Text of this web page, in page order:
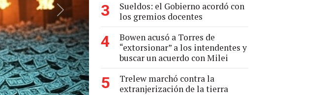
Siguiente 3
Sueldos: el Gobierno acordó con
los gremios docentes
4
Bowen acusó a Torres de
“extorsionar” a los intendentes y
buscar un acuerdo con Milei
5
Trelew marchó contra la
extranjerización de la tierra